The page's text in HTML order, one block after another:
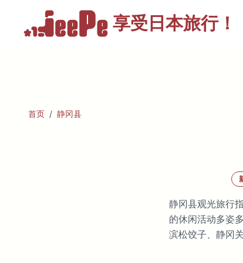
享受 日本旅行！
首页 / 静冈县
静冈县观光旅行
的休闲活动多姿
滨松饺子、静冈